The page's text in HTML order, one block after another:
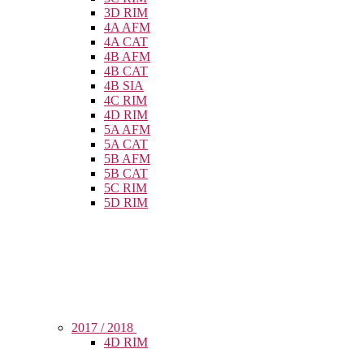
3D RIM
4A AFM
4A CAT
4B AFM
4B CAT
4B SIA
4C RIM
4D RIM
5A AFM
5A CAT
5B AFM
5B CAT
5C RIM
5D RIM
2017 / 2018
4D RIM